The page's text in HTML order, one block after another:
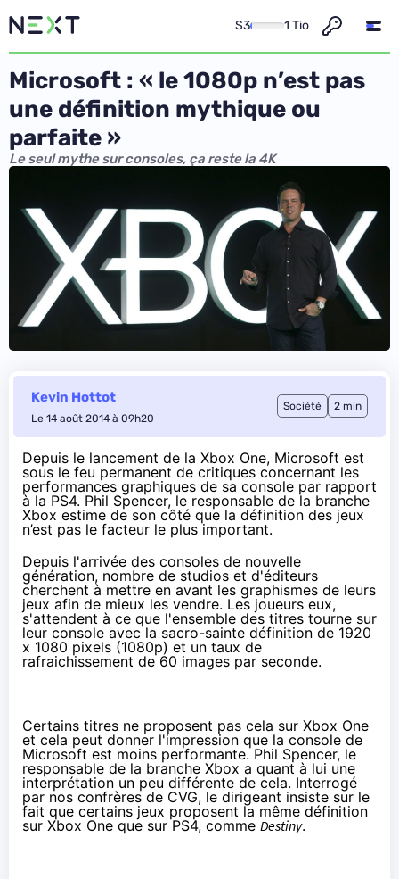
S3 1 Tio
Microsoft : « le 1080p n’est pas
une définition mythique ou
parfaite »
Le seul mythe sur consoles, ça reste la 4K
Kevin Hottot
Le 14 août 2014 à 09h20
Société 2 min
Depuis le lancement de la Xbox One, Microsoft est
sous le feu permanent de critiques concernant les
performances graphiques de sa console par rapport
à la PS4. Phil Spencer, le responsable de la branche
Xbox estime de son côté que la définition des jeux
n’est pas le facteur le plus important.
Depuis l'arrivée des consoles de nouvelle
génération, nombre de studios et d'éditeurs
cherchent à mettre en avant les graphismes de leurs
jeux afin de mieux les vendre. Les joueurs eux,
s'attendent à ce que l'ensemble des titres tourne sur
leur console avec la sacro-sainte définition de 1920
x 1080 pixels (1080p) et un taux de
rafraichissement de 60 images par seconde.
Certains titres ne proposent pas cela sur Xbox One
et cela peut donner l'impression que la console de
Microsoft est moins performante. Phil Spencer, le
responsable de la branche Xbox a quant à lui une
interprétation un peu différente de cela. Interrogé
par nos confrères de CVG, le dirigeant insiste sur le
fait que certains jeux proposent la même définition
sur Xbox One que surPS4, comme Destiny.